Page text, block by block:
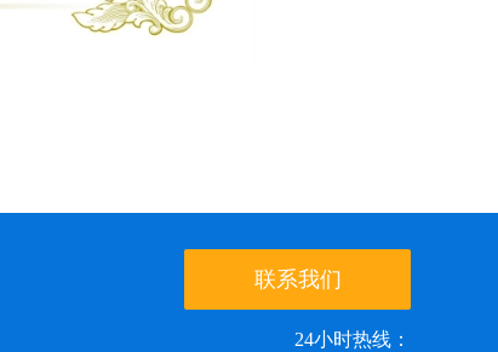
联系我们
24小时热线：